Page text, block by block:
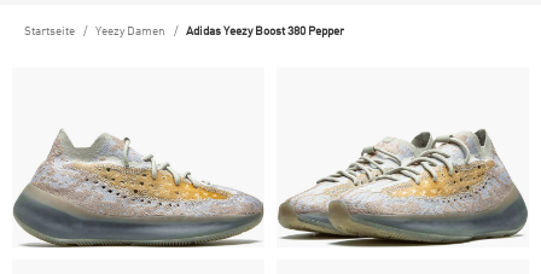
Startseite Yeezy Damen Adidas Yeezy Boost 380 Pepper